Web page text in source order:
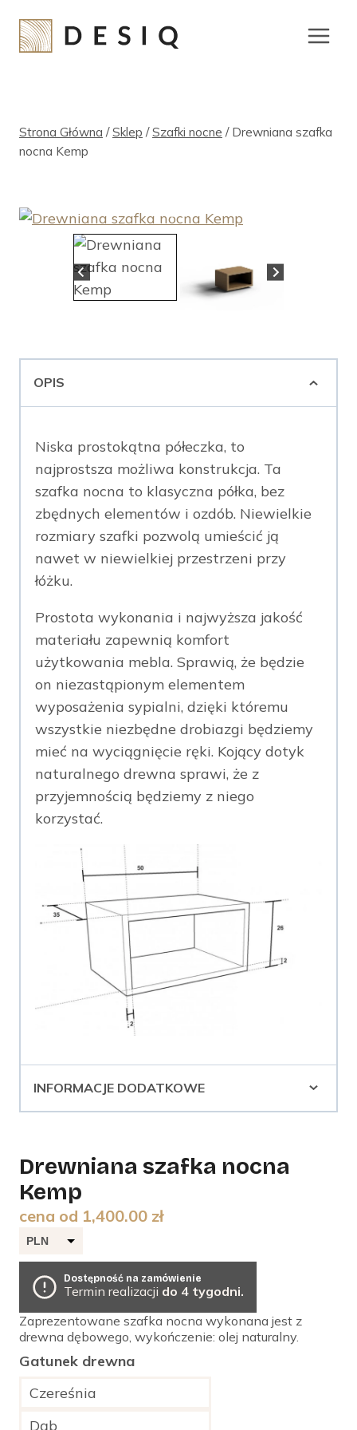
treści
Strona Główna / Sklep / Szafki nocne / Drewniana szafka
nocna Kemp
OPIS
Niska prostokątna półeczka, to
najprostsza możliwa konstrukcja. Ta
szafka nocna to klasyczna półka, bez
zbędnych elementów i ozdób. Niewielkie
rozmiary szafki pozwolą umieścić ją
nawet w niewielkiej przestrzeni przy
łóżku.
Prostota wykonania i najwyższa jakość
materiału zapewnią komfort
użytkowania mebla. Sprawią, że będzie
on niezastąpionym elementem
wyposażenia sypialni, dzięki któremu
wszystkie niezbędne drobiazgi będziemy
mieć na wyciągnięcie ręki. Kojący dotyk
naturalnego drewna sprawi, że z
przyjemnością będziemy z niego
korzystać.
INFORMACJE DODATKOWE
Drewniana szafka nocna
Kemp
cena od 1,400.00 zł
PLN
Dostępność na zamówienie
Termin realizacji do 4 tygodni.
Zaprezentowane szafka nocna wykonana jest z
drewna dębowego, wykończenie: olej naturalny.
Gatunek drewna
Czereśnia
Dąb